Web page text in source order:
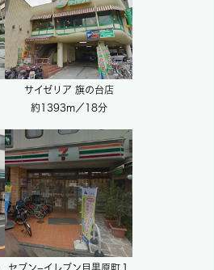
サイゼリア 旗の台店
約1393m／18分
セブン−イレブン目黒原町１